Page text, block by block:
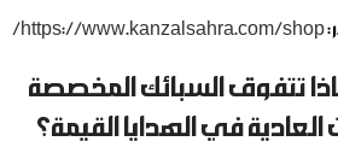
https://www.kanzalsahra.com/shop/
تتفوق السبائك المخصصة
في الهدايا القيمة؟